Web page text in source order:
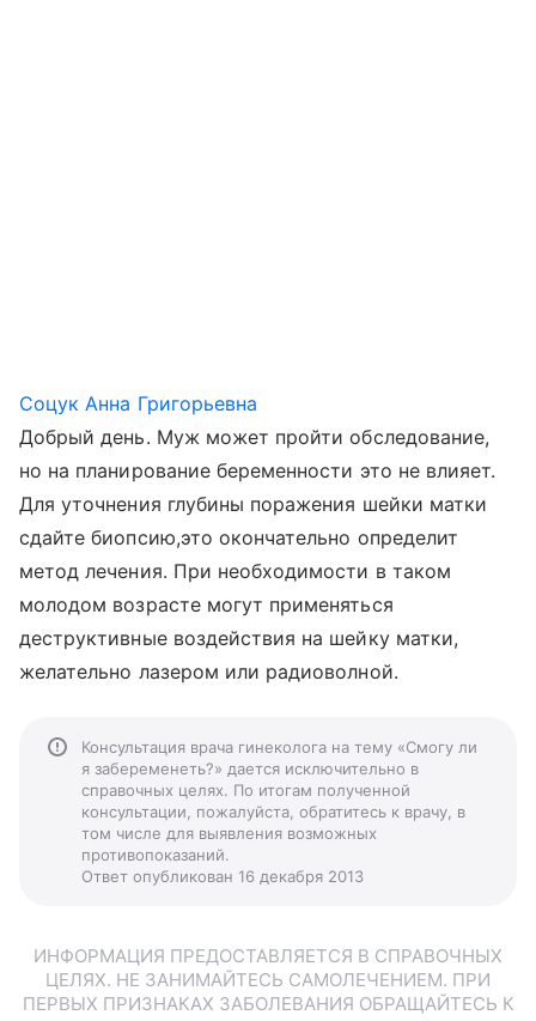
Соцук Анна Григорьевна
Добрый день. Муж может пройти обследование,
но на планирование беременности это не влияет.
Для уточнения глубины поражения шейки матки
сдайте биопсию,это окончательно определит
метод лечения. При необходимости в таком
молодом возрасте могут применяться
деструктивные воздействия на шейку матки,
желательно лазером или радиоволной.
Консультация врача гинеколога на тему «Смогу ли
я забеременеть?» дается исключительно в
справочных целях. По итогам полученной
консультации, пожалуйста, обратитесь к врачу, в
том числе для выявления возможных
противопоказаний.
Ответ опубликован 16 декабря 2013
ИНФОРМАЦИЯ ПРЕДОСТАВЛЯЕТСЯ В СПРАВОЧНЫХ
ЦЕЛЯХ. НЕ ЗАНИМАЙТЕСЬ САМОЛЕЧЕНИЕМ. ПРИ
ПЕРВЫХ ПРИЗНАКАХ ЗАБОЛЕВАНИЯ ОБРАЩАЙТЕСЬ К